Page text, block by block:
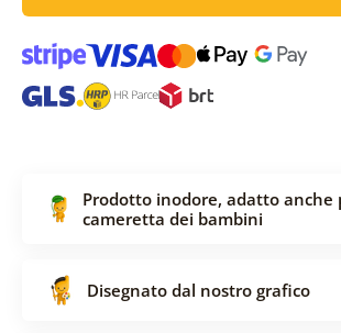
Prodotto inodore, adatto anche
cameretta dei bambini
Disegnato dal nostro grafico